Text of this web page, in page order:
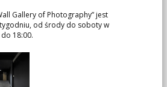
Gallery of Photography” jest
od środy do soboty w
18:00.